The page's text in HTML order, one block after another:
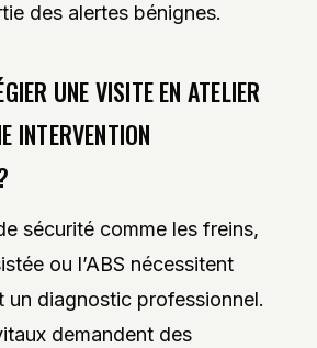
des alertes bénignes.
UNE VISITE EN ATELIER
INTERVENTION
sécurité comme les freins,
ou l’ABS nécessitent
un diagnostic professionnel.
demandent des